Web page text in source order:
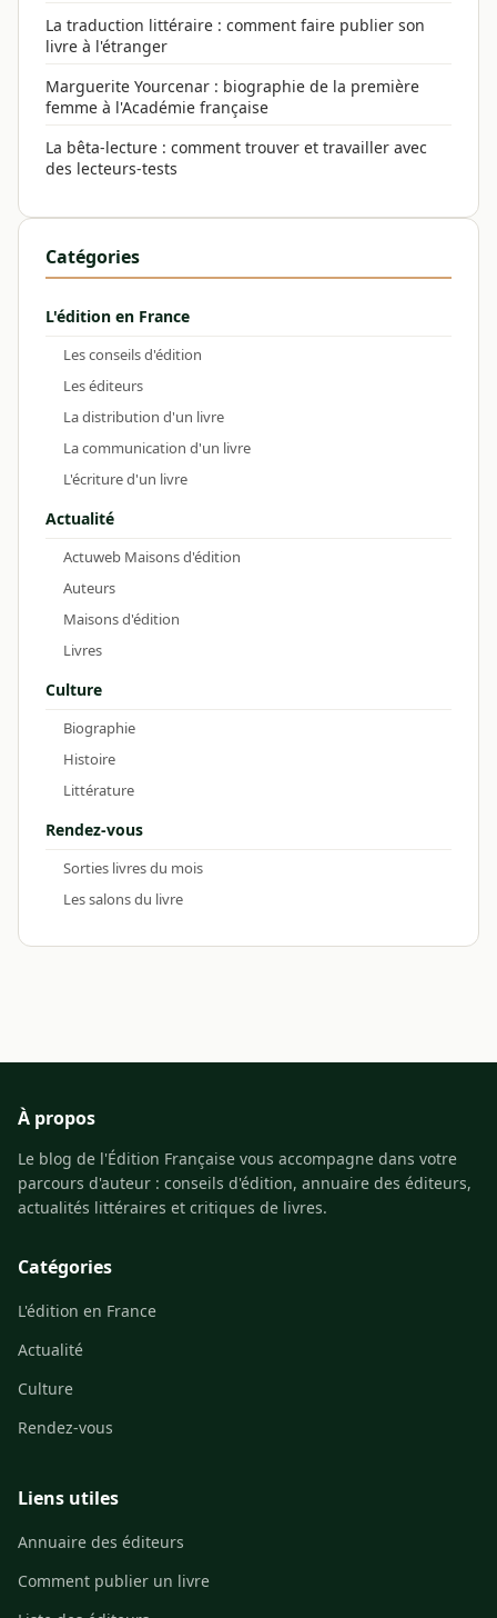
La traduction littéraire : comment faire publier son
livre à l'étranger
Marguerite Yourcenar : biographie de la première
femme à l'Académie française
La bêta-lecture : comment trouver et travailler avec
des lecteurs-tests
Catégories
L'édition en France
Les conseils d'édition
Les éditeurs
La distribution d'un livre
La communication d'un livre
L'écriture d'un livre
Actualité
Actuweb Maisons d'édition
Auteurs
Maisons d'édition
Livres
Culture
Biographie
Histoire
Littérature
Rendez-vous
Sorties livres du mois
Les salons du livre
À propos
Le blog de l'Édition Française vous accompagne dans votre
parcours d'auteur : conseils d'édition, annuaire des éditeurs,
actualités littéraires et critiques de livres.
Catégories
L'édition en France
Actualité
Culture
Rendez-vous
Liens utiles
Annuaire des éditeurs
Comment publier un livre